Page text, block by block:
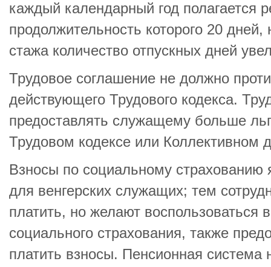
каждый календарный год полагается
продолжительность которого 20 дней,
стажа количество отпускных дней
Трудовое соглашение не должно
действующего Трудового кодекса.
предоставлять служащему больше
Трудовом кодексе или Коллективном
Взносы по социальному страхованию
для венгерских служащих; тем
платить, но желают воспользоваться
социального страхования, также
платить взносы. Пенсионная